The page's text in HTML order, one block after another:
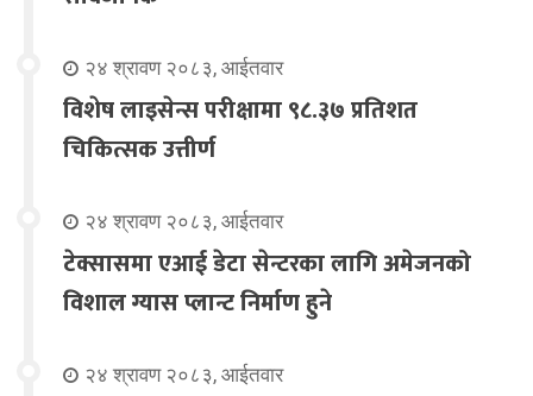
२४ श्रावण २०८३, आईतवार
विशेष लाइसेन्स परीक्षामा ९८.३७ प्रतिशत
चिकित्सक उत्तीर्ण
२४ श्रावण २०८३, आईतवार
टेक्सासमा एआई डेटा सेन्टरका लागि अमेजनको
विशाल ग्यास प्लान्ट निर्माण हुने
२४ श्रावण २०८३, आईतवार